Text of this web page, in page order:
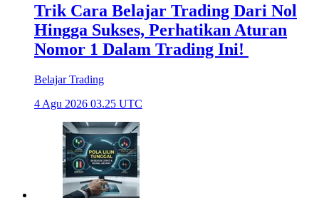
Trik Cara Belajar Trading Dari Nol
Hingga Sukses, Perhatikan Aturan
Nomor 1 Dalam Trading Ini!
Belajar Trading
4 Agu 2026 03.25 UTC